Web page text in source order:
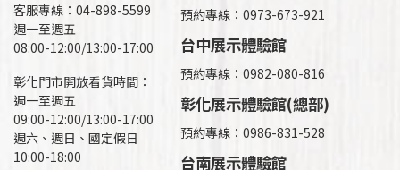
客服專線：04-898-5599
週一至週五
08:00-12:00/13:00-17:00
彰化門市開放看貨時間：
週一至週五
09:00-12:00/13:00-17:00
週六、週日、國定假日
10:00-18:00
預約專線：0973-673-921
台中展示體驗館
預約專線：0982-080-816
彰化展示體驗館(總部)
預約專線： 0986-831-528
台南展示體驗館